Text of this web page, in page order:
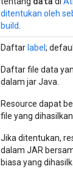
ditentukan oleh
build
Daftar label ;
Daftar file data
dalam jar Java.
Resource dapat
file yang dihasilkan.
Jika ditentukan,
dalam JAR
biasa yang